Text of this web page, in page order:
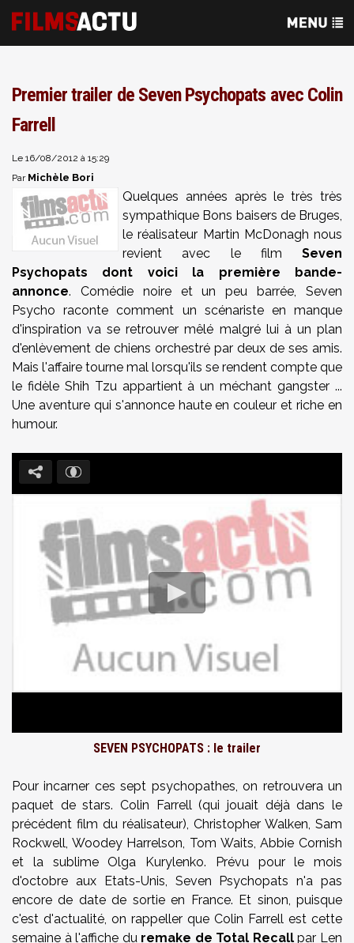
Premier trailer de Seven Psychopats avec Colin
Farrell
Le 16/08/2012 à 15:29
Par Michèle Bori
Quelques années après le très très
sympathique Bons baisers de Bruges,
le réalisateur Martin McDonagh nous
revient avec le film Seven
Psychopats dont voici la première bande-
annonce. Comédie noire et un peu barrée, Seven
Psycho raconte comment un scénariste en manque
d'inspiration va se retrouver mêlé malgré lui à un plan
d'enlèvement de chiens orchestré par deux de ses amis.
Mais l'affaire tourne mal lorsqu'ils se rendent compte que
le fidèle Shih Tzu appartient à un méchant gangster ...
Une aventure qui s'annonce haute en couleur et riche en
humour.
SEVEN PSYCHOPATS : le trailer
Pour incarner ces sept psychopathes, on retrouvera un
paquet de stars. Colin Farrell (qui jouait déjà dans le
précédent film du réalisateur), Christopher Walken, Sam
Rockwell, Woodey Harrelson, Tom Waits, Abbie Cornish
et la sublime Olga Kurylenko. Prévu pour le mois
d'octobre aux Etats-Unis, Seven Psychopats n'a pas
encore de date de sortie en France. Et sinon, puisque
c'est d'actualité, on rappeller que Colin Farrell est cette
semaine à l'affiche du remake de Total Recallpar Len